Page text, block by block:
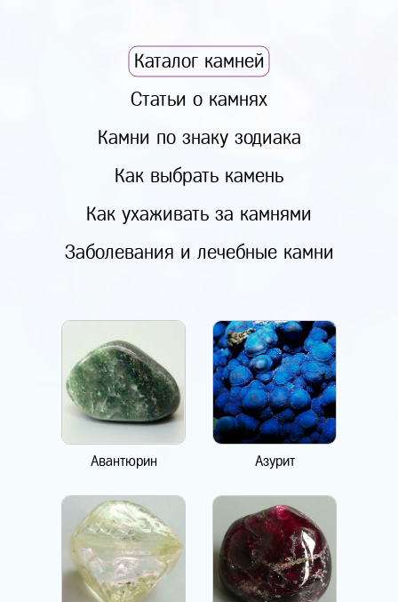
Каталог камней
Статьи о камнях
Камни по знаку зодиака
Как выбрать камень
Как ухаживать за камнями
Заболевания и лечебные камни
Авантюрин Азурит